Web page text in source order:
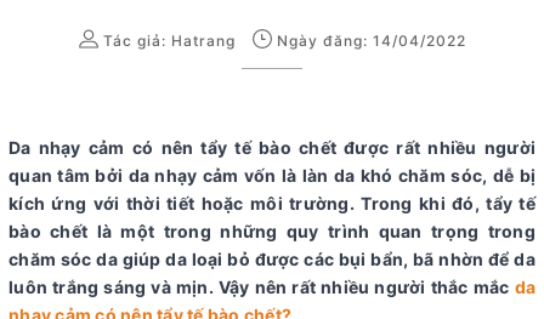
Tác giả: Hatrang Ngày đăng: 14/04/2022
Da nhạy cảm có nên tẩy tế bào chết được rất nhiều người
quan tâm bởi da nhạy cảm vốn là làn da khó chăm sóc, dễ bị
kích ứng với thời tiết hoặc môi trường. Trong khi đó, tẩy tế
bào chết là một trong những quy trình quan trọng trong
chăm sóc da giúp da loại bỏ được các bụi bẩn, bã nhờn để da
luôn trắng sáng và mịn. Vậy nên rất nhiều người thắc mắc da
nhạy cảm có nên tẩy tế bào chết?